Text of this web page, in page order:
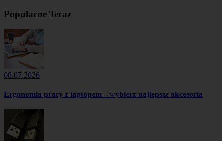
Popularne Teraz
08.07.2026
Ergonomia pracy z laptopem – wybierz najlepsze akcesoria